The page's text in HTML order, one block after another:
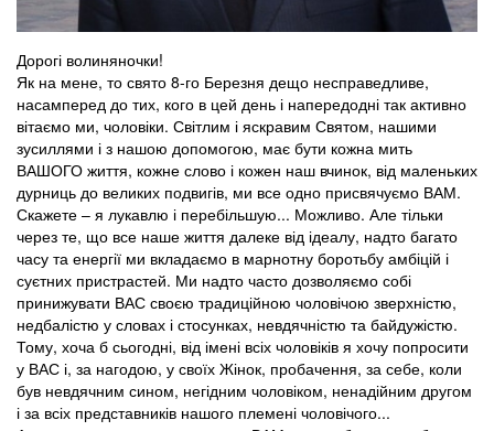
Дорогі волиняночки!
Як на мене, то свято 8-го Березня дещо несправедливе,
насамперед до тих, кого в цей день і напередодні так активно
вітаємо ми, чоловіки. Світлим і яскравим Святом, нашими
зусиллями і з нашою допомогою, має бути кожна мить
ВАШОГО життя, кожне слово і кожен наш вчинок, від маленьких
дурниць до великих подвигів, ми все одно присвячуємо ВАМ.
Скажете – я лукавлю і перебільшую... Можливо. Але тільки
через те, що все наше життя далеке від ідеалу, надто багато
часу та енергії ми вкладаємо в марнотну боротьбу амбіцій і
суєтних пристрастей. Ми надто часто дозволяємо собі
принижувати ВАС своєю традиційною чоловічою зверхністю,
недбалістю у словах і стосунках, невдячністю та байдужістю.
Тому, хоча б сьогодні, від імені всіх чоловіків я хочу попросити
у ВАС і, за нагодою, у своїх Жінок, пробачення, за себе, коли
був невдячним сином, негідним чоловіком, ненадійним другом
і за всіх представників нашого племені чоловічого...